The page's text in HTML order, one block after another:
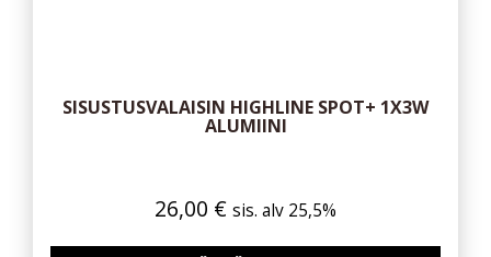
SISUSTUSVALAISIN HIGHLINE SPOT+ 1X3W
ALUMIINI
26,00 € sis. alv 25,5%